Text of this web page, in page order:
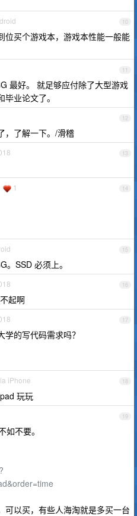
10
位买个游戏本，游戏本性能一般能
11
最好。 就足够应付除了大型游戏
业论文了。
12
，了解一下。/滑稽
13
14
1
15
。SSD 必须上。
16
起啊
17
的写代码需求吗？
18
iPhone
玩玩
19
如不要。
可以买，有些人海淘就是多买一台